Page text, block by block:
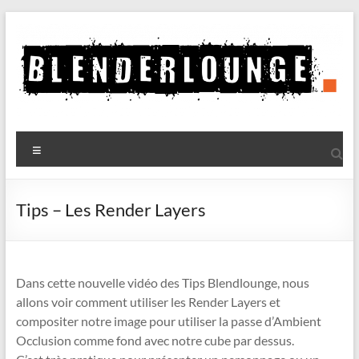
contenu
Blenderlounge
Le
de
Tips – Les Render Layers
Dans cette nouvelle vidéo des Tips Blendlounge, nous
allons voir comment utiliser les Render Layerset
compositer notre image pour utiliser la passe d’Ambient
Occlusion comme fond avec notre cube par dessus.